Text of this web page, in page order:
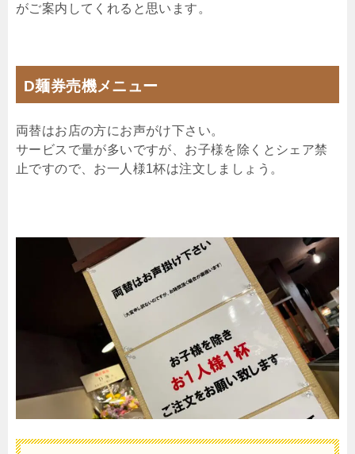
がご案内してくれると思います。
D麺券売機メニュー
両替はお店の方にお声がけ下さい。
サービスで量が多いですが、お子様を除くとシェア禁
止ですので、お一人様1杯は注文しましょう。